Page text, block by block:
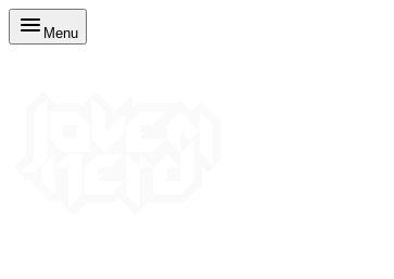
Menu